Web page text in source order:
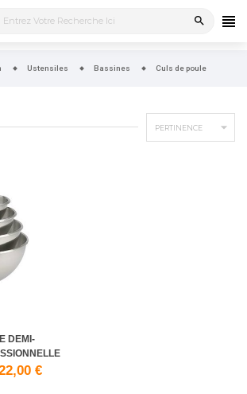
search
Ustensiles Bassines Culs de poule
PERTINENCE 
DEMI-
€